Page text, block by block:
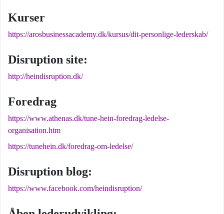
Kurser
https://arosbusinessacademy.dk/kursus/dit-personlige-lederskab/
Disruption site:
http://heindisruption.dk/
Foredrag
https://www.athenas.dk/tune-hein-foredrag-ledelse-
organisation.htm
https://tunehein.dk/foredrag-om-ledelse/
Disruption blog:
https://www.facebook.com/heindisruption/